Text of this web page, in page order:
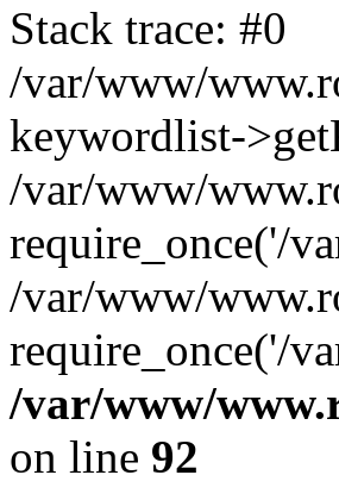
Stack trace: #0
/var/www/
keywordlist-
/var/www/
require_once('/
/var/www/
require_once('/
/var/www/
on line 92